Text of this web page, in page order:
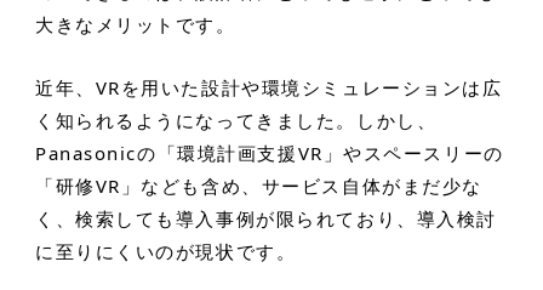
大きなメリットです。
近年、VRを用いた設計や環境シミュレーションは広
く知られるようになってきました。しかし、
Panasonicの「環境計画支援VR」やスペースリーの
「研修VR」なども含め、サービス自体がまだ少な
く、検索しても導入事例が限られており、導入検討
に至りにくいのが現状です。